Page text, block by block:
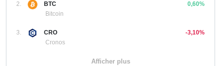
2.
BTC
Bitcoin
0,60%
3.
CRO
Cronos
-3,10%
Afficher plus